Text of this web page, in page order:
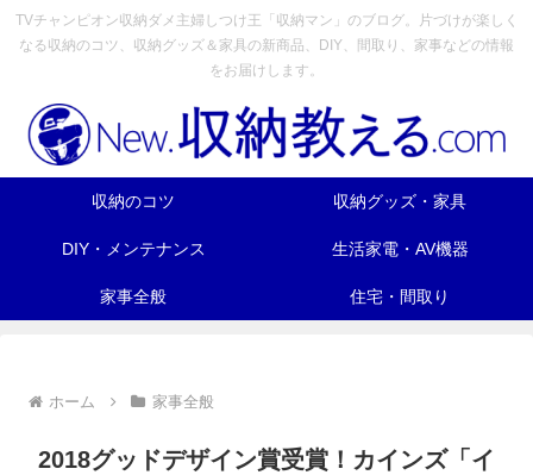
TVチャンピオン収納ダメ主婦しつけ王「収納マン」のブログ。片づけが楽しく
なる収納のコツ、収納グッズ＆家具の新商品、DIY、間取り、家事などの情報
をお届けします。
収納のコツ 収納グッズ・家具
DIY・メンテナンス 生活家電・AV機器
家事全般 住宅・間取り
ホーム 家事全般
2018グッドデザイン賞受賞！カインズ「イ